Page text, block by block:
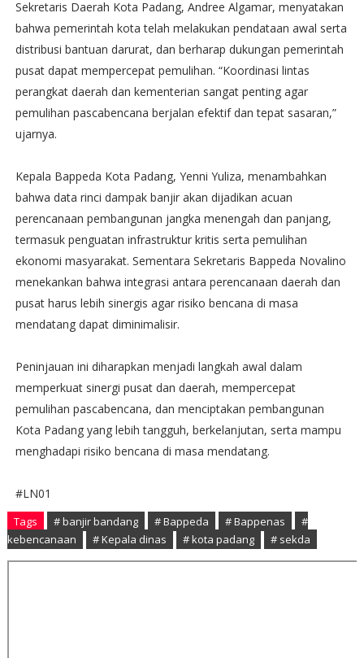
Sekretaris Daerah Kota Padang, Andree Algamar, menyatakan
bahwa pemerintah kota telah melakukan pendataan awal serta
distribusi bantuan darurat, dan berharap dukungan pemerintah
pusat dapat mempercepat pemulihan. “Koordinasi lintas
perangkat daerah dan kementerian sangat penting agar
pemulihan pascabencana berjalan efektif dan tepat sasaran,”
ujarnya.
Kepala Bappeda Kota Padang, Yenni Yuliza, menambahkan
bahwa data rinci dampak banjir akan dijadikan acuan
perencanaan pembangunan jangka menengah dan panjang,
termasuk penguatan infrastruktur kritis serta pemulihan
ekonomi masyarakat. Sementara Sekretaris Bappeda Novalino
menekankan bahwa integrasi antara perencanaan daerah dan
pusat harus lebih sinergis agar risiko bencana di masa
mendatang dapat diminimalisir.
Peninjauan ini diharapkan menjadi langkah awal dalam
memperkuat sinergi pusat dan daerah, mempercepat
pemulihan pascabencana, dan menciptakan pembangunan
Kota Padang yang lebih tangguh, berkelanjutan, serta mampu
menghadapi risiko bencana di masa mendatang.
#LN01
Tags # banjir bandang # Bappeda # Bappenas
#
kebencanaan
# Kepala dinas # kota padang # sekda